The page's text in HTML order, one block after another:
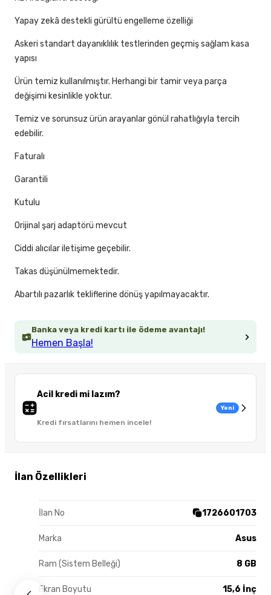
Banka veya kredi kartı ile ödeme avantajı!
Hemen Başla!
Acil kredi mi lazım?
Kredi fırsatlarını hemen incele!
Yeni
İlan Özellikleri
İlan No 1726601703
Marka Asus
Ram (Sistem Belleği) 8 GB
Ekran Boyutu 15,6 İnç
Yapay zekâ destekli gürültü engelleme özelliği
Askeri standart dayanıklılık testlerinden geçmiş sağlam kasa
yapısı
Ürün temiz kullanılmıştır. Herhangi bir tamir veya parça
değişimi kesinlikle yoktur.
Temiz ve sorunsuz ürün arayanlar gönül rahatlığıyla tercih
edebilir.
Faturalı
Garantili
Kutulu
Orijinal şarj adaptörü mevcut
Ciddi alıcılar iletişime geçebilir.
Takas düşünülmemektedir.
Abartılı pazarlık tekliflerine dönüş yapılmayacaktır.